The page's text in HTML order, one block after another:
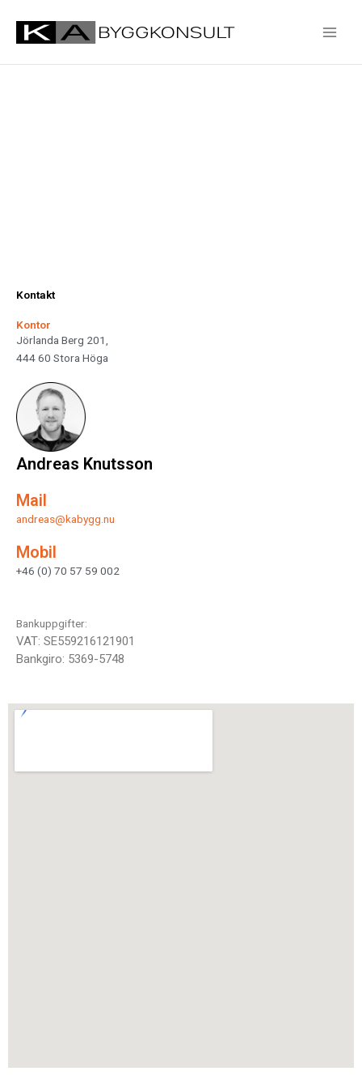
innehåll
Kontakt
Kontor
Jörlanda Berg 201,
444 60 Stora Höga
Andreas Knutsson
Mail
andreas@kabygg.nu
Mobil
+46 (0) 70 57 59 002
Bankuppgifter:
VAT: SE559216121901
Bankgiro: 5369-5748